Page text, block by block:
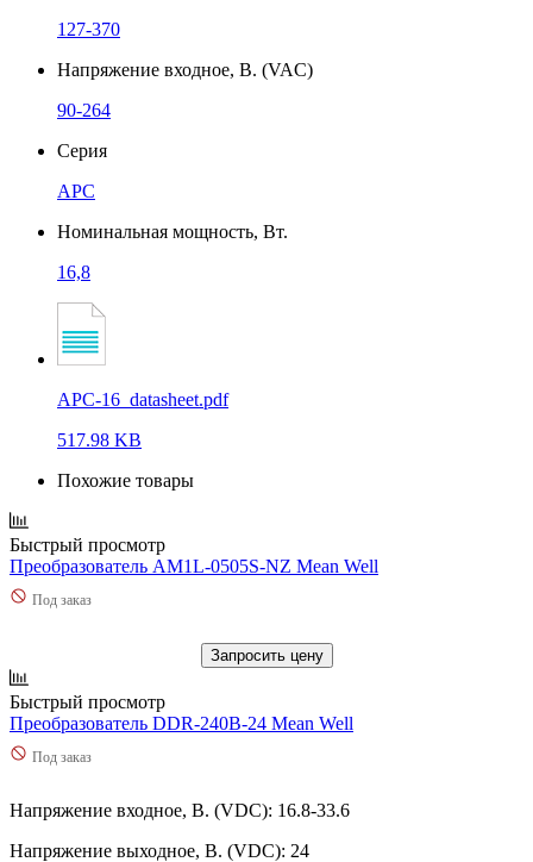
127-370
Напряжение входное, В. (VAC)
90-264
Серия
APC
Номинальная мощность, Вт.
16,8
APC-16_datasheet.pdf
517.98 KB
Похожие товары
Быстрый просмотр
Преобразователь AM1L-0505S-NZ Mean Well
Под заказ
Запросить цену
Быстрый просмотр
Преобразователь DDR-240B-24 Mean Well
Под заказ
Напряжение входное, В. (VDC): 16.8-33.6
Напряжение выходное, В. (VDC): 24